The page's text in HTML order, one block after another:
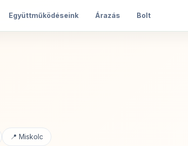
Együttműködéseink Árazás Bolt
📍 Miskolc